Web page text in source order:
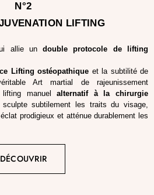
N°2
LIFTING
allie undouble protocole de lifting
Lifting ostéopathique et la subtilité de
Art martial de rajeunissement
lifting manuelalternatif à la chirurgie
subtilement les traits du visage,
prodigieux et atténue durablement les
DÉCOUVRIR